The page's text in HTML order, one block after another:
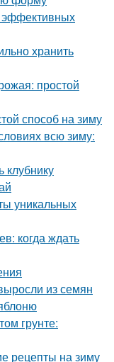
эффективных
хранить
простой
способ на зиму
всю зиму:
клубнику
уникальных
когда ждать
из семян
грунте:
рецепты на зиму